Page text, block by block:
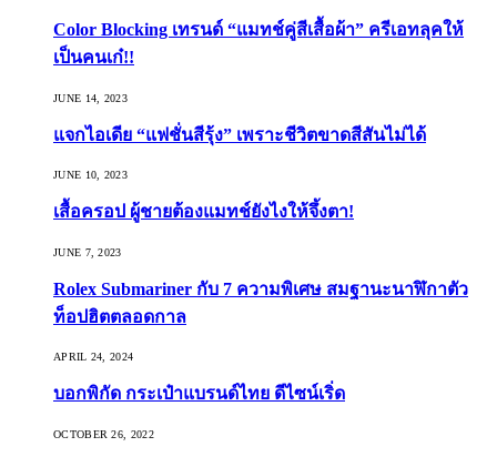
Color Blocking เทรนด์ “แมทช์คู่สีเสื้อผ้า” ครีเอทลุคให้
เป็นคนเก๋!!
JUNE 14, 2023
แจกไอเดีย “แฟชั่นสีรุ้ง” เพราะชีวิตขาดสีสันไม่ได้
JUNE 10, 2023
เสื้อครอป ผู้ชายต้องแมทช์ยังไงให้จึ้งตา!
JUNE 7, 2023
Rolex Submariner กับ 7 ความพิเศษ สมฐานะนาฬิกาตัว
ท็อปฮิตตลอดกาล
APRIL 24, 2024
บอกพิกัด กระเป๋าแบรนด์ไทย ดีไซน์เริ่ด
OCTOBER 26, 2022